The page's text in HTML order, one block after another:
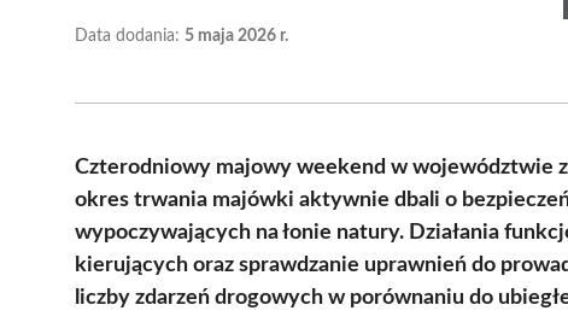
Data dodania: 5 maja 2026 r.
Czterodniowy majowy weekend w województwie
okres trwania majówki aktywnie dbali o
wypoczywających na łonie natury. Działania
kierujących oraz sprawdzanie uprawnień do
liczby zdarzeń drogowych w porównaniu do